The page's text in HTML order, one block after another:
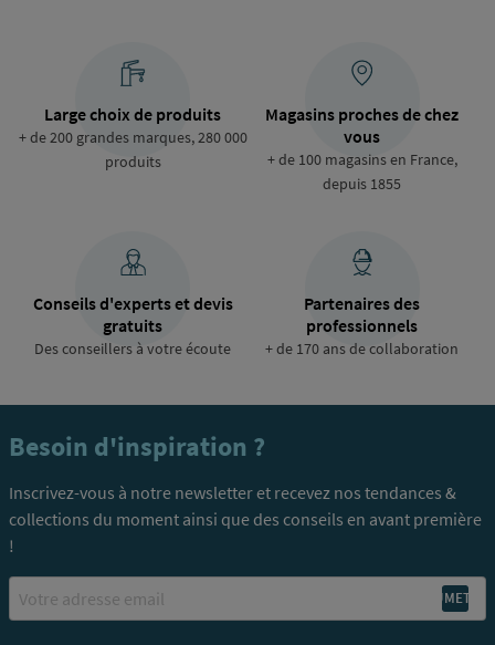
Large choix de produits
+ de 200 grandes marques, 280 000
produits
Magasins proches de chez
vous
+ de 100 magasins en France,
depuis 1855
Conseils d'experts et devis
gratuits
Des conseillers à votre écoute
Partenaires des
professionnels
+ de 170 ans de collaboration
Besoin d'inspiration ?
Inscrivez-vous à notre newsletter et recevez nos tendances &
collections du moment ainsi que des conseils en avant première
!